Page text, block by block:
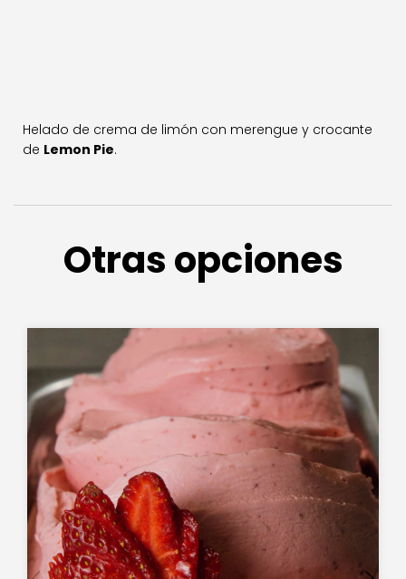
Helado de crema de limón con merengue y crocante
de Lemon Pie.
Otras opciones